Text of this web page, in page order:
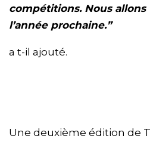
compétitions. Nous
l’année prochaine.”
a t-il ajouté.
Une deuxième édition de